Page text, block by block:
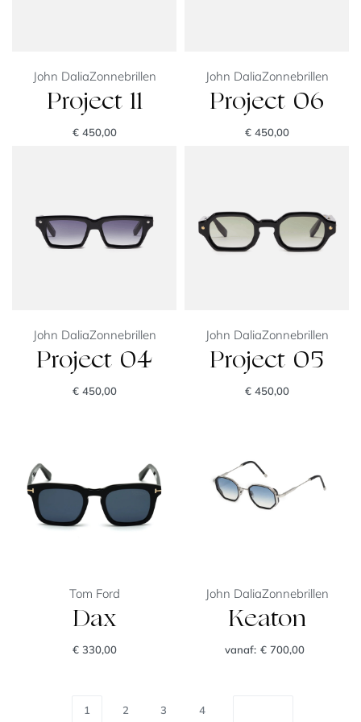
John DaliaZonnebrillen
Project 11
€450,00
John DaliaZonnebrillen
Project 06
€450,00
John DaliaZonnebrillen
Project 04
€450,00
John DaliaZonnebrillen
Project 05
€450,00
Tom Ford
Dax
€330,00
John DaliaZonnebrillen
Keaton
vanaf: € 700,00
1 2 3 4